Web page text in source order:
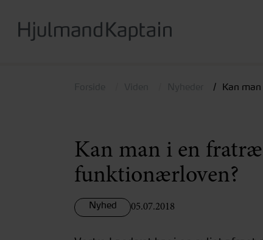
hovedindhold
Kan
Kan man i en
funktionærloven?
Nyhed 05.07.2018